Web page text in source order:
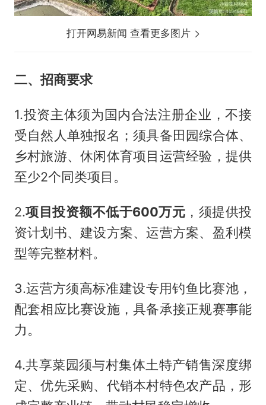
打开网易新闻 查看更多图片
二、招商要求
1.投资主体须为国内合法注册企业，不接
受自然人单独报名；须具备田园综合体、
乡村旅游、休闲体育项目运营经验，提供
至少2个同类项目。
2.项目投资额不低于600万元 ，须提供投
资计划书、建设方案、运营方案、盈利模
型等完整材料。
3.运营方须高标准建设专用钓鱼比赛池，
配套相应比赛设施，具备承接正规赛事能
力。
4.共享菜园须与村集体土特产销售深度绑
定、优先采购、代销本村特色农产品，形